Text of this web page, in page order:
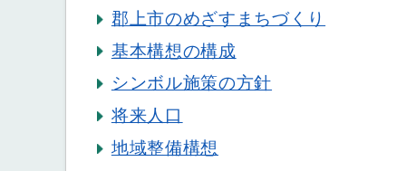
郡上市のめざすまちづくり
基本構想の構成
シンボル施策の方針
将来人口
地域整備構想